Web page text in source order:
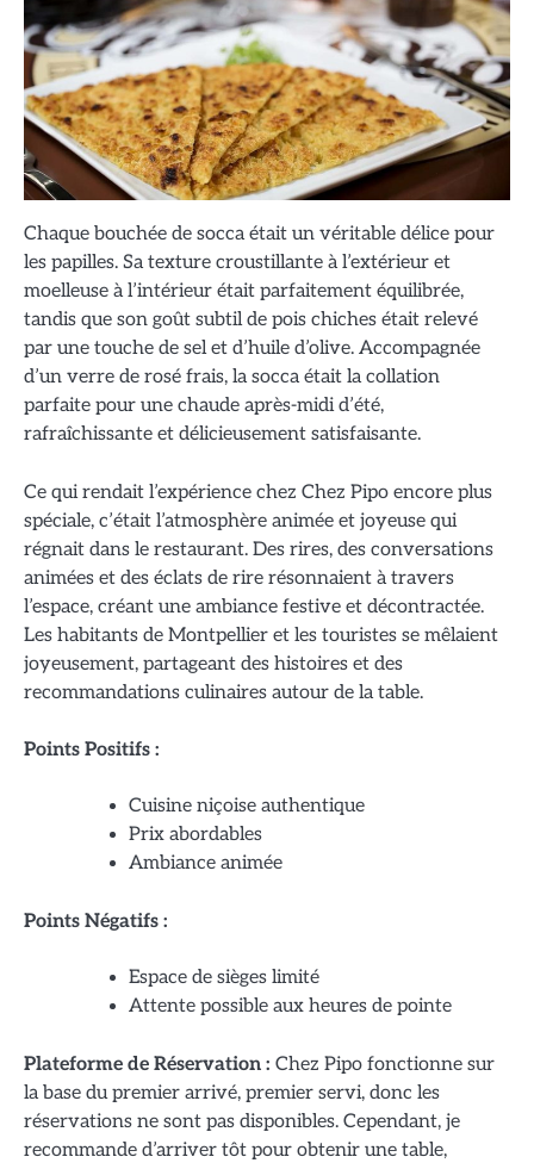
Chaque bouchée de socca était un véritable délice pour
les papilles. Sa texture croustillante à l’extérieur et
moelleuse à l’intérieur était parfaitement équilibrée,
tandis que son goût subtil de pois chiches était relevé
par une touche de sel et d’huile d’olive. Accompagnée
d’un verre de rosé frais, la socca était la collation
parfaite pour une chaude après-midi d’été,
rafraîchissante et délicieusement satisfaisante.
Ce qui rendait l’expérience chez Chez Pipo encore plus
spéciale, c’était l’atmosphère animée et joyeuse qui
régnait dans le restaurant. Des rires, des conversations
animées et des éclats de rire résonnaient à travers
l’espace, créant une ambiance festive et décontractée.
Les habitants de Montpellier et les touristes se mêlaient
joyeusement, partageant des histoires et des
recommandations culinaires autour de la table.
Points Positifs :
Cuisine niçoise authentique
Prix abordables
Ambiance animée
Points Négatifs :
Espace de sièges limité
Attente possible aux heures de pointe
Plateforme de Réservation : Chez Pipo fonctionne sur
la base du premier arrivé, premier servi, donc les
réservations ne sont pas disponibles. Cependant, je
recommande d’arriver tôt pour obtenir une table,